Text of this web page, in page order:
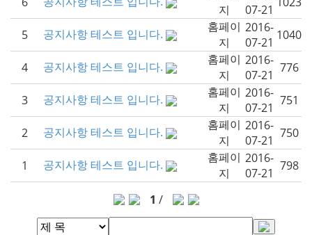
지
07-21
5 공지사항 테스트 입니다.
홈페이
지
2016-
07-21 1040
4 공지사항 테스트 입니다.
홈페이
지
2016-
07-21 776
3 공지사항 테스트 입니다.
홈페이
지
2016-
07-21 751
2 공지사항 테스트 입니다.
홈페이
지
2016-
07-21 750
1 공지사항 테스트 입니다.
홈페이
지
2016-
07-21 798
1 /